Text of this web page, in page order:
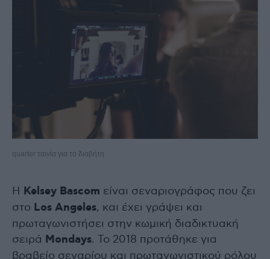
quarter ταινία για το διαβήτη
Η Kelsey Bascom είναι σεναριογράφος που ζει
στο Los Angeles, και έχει γράψει και
πρωταγωνιστήσει στην κωμική διαδικτυακή
σειρά Mondays. Το 2018 προτάθηκε για
βραβείο σεναρίου και πρωταγωνιστικού ρόλου